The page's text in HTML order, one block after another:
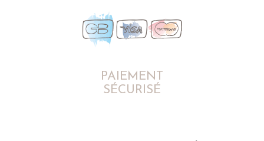
PAIEMENT
SÉCURISÉ